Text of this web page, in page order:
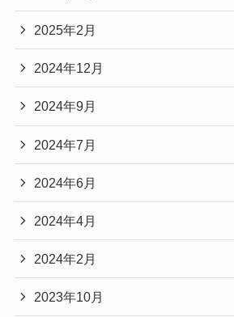
2025年2月
2024年12月
2024年9月
2024年7月
2024年6月
2024年4月
2024年2月
2023年10月